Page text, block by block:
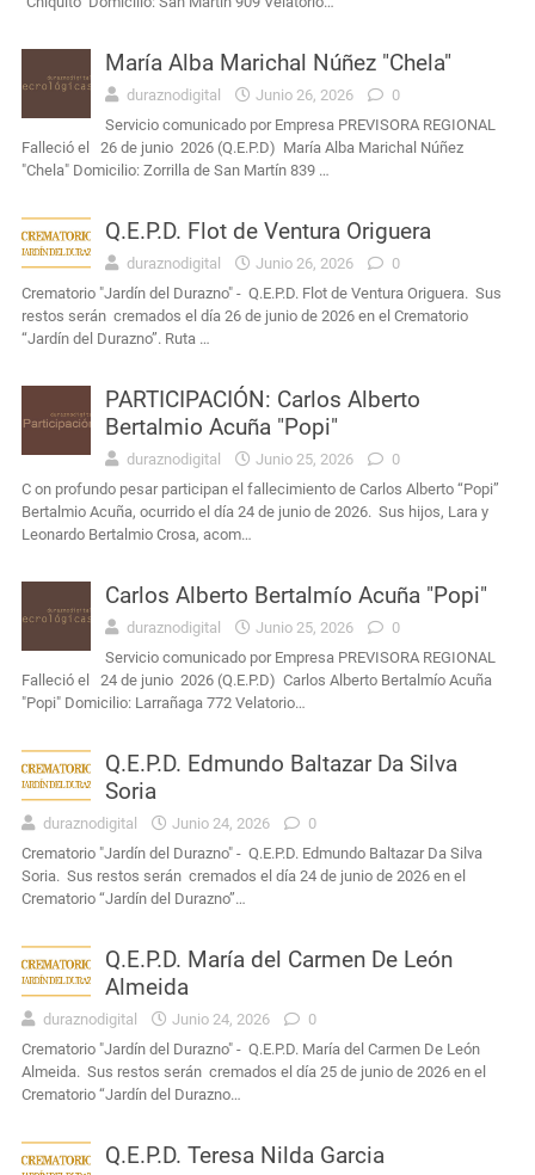
María Alba Marichal Núñez "Chela"
duraznodigital Junio 26, 2026
0
Servicio comunicado por Empresa PREVISORA REGIONAL
Falleció el 26 de junio 2026 (Q.E.P.D) María Alba Marichal Núñez
"Chela" Domicilio: Zorrilla de San Martín 839 …
Q.E.P.D. Flot de Ventura Origuera
duraznodigital Junio 26, 2026
0
Crematorio "Jardín del Durazno" - Q.E.P.D. Flot de Ventura Origuera. Sus
restos serán cremados el día 26 de junio de 2026 en el Crematorio
“Jardín del Durazno”. Ruta …
PARTICIPACIÓN: Carlos Alberto
Bertalmio Acuña "Popi"
duraznodigital Junio 25, 2026
0
C on profundo pesar participan el fallecimiento de Carlos Alberto “Popi”
Bertalmio Acuña, ocurrido el día 24 de junio de 2026. Sus hijos, Lara y
Leonardo Bertalmio Crosa, acom…
Carlos Alberto Bertalmío Acuña "Popi"
duraznodigital Junio 25, 2026
0
Servicio comunicado por Empresa PREVISORA REGIONAL
Falleció el 24 de junio 2026 (Q.E.P.D) Carlos Alberto Bertalmío Acuña
"Popi" Domicilio: Larrañaga 772 Velatorio…
Q.E.P.D. Edmundo Baltazar Da Silva
Soria
duraznodigital Junio 24, 2026
0
Crematorio "Jardín del Durazno" - Q.E.P.D. Edmundo Baltazar Da Silva
Soria. Sus restos serán cremados el día 24 de junio de 2026 en el
Crematorio “Jardín del Durazno”…
Q.E.P.D. María del Carmen De León
Almeida
duraznodigital Junio 24, 2026
0
Crematorio "Jardín del Durazno" - Q.E.P.D. María del Carmen De León
Almeida. Sus restos serán cremados el día 25 de junio de 2026 en el
Crematorio “Jardín del Durazno…
Q.E.P.D. Teresa Nilda Garcia